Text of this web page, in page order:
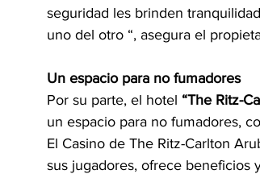
seguridad les brinden
uno del otro “, asegura el
Un espacio para no fumadores
Por su parte, el hotel “The Ritz-
un espacio para no fumadores,
El Casino de The Ritz-Carlton
sus jugadores, ofrece beneficios